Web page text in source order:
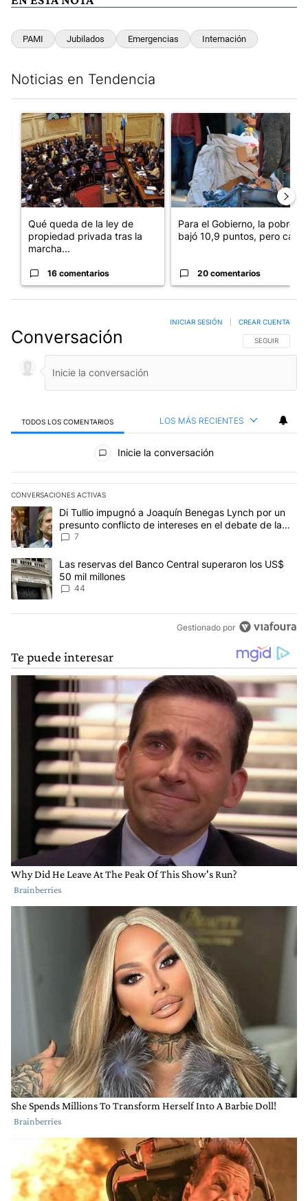
PAMI Jubilados Emergencias Internación
Noticias en Tendencia
Un artículo de tendencia con el título "Qué queda de la ley de
Qué queda de la ley de
propiedad privada tras la
marcha...
16 comentarios
Un artículo de tendencia con
Para el Gobierno, la pobreza
bajó 10,9 puntos, pero cay...
20 comentarios
Conversación SIGA ESTA
SEGUIR
INICIAR SESIÓN CREAR CUENTA
TODOS LOS COMENTARIOS LOS MÁS RECIENTES
Todos los comentarios
Inicie la conversación
CONVERSACIONES ACTIVAS
Este listado muestra los artículos con más comentarios en los
Un artículo de tendencia con el título "Di Tullio impugnó a
Di Tullio impugnó a Joaquín Benegas Lynch por un
presunto conflicto de intereses en el debate de la
Ley de Tierras
7
Un artículo de tendencia con el título "Las reservas del Banco
Las reservas del Banco Central superaron los US$
50 mil millones
44
Gestionado por